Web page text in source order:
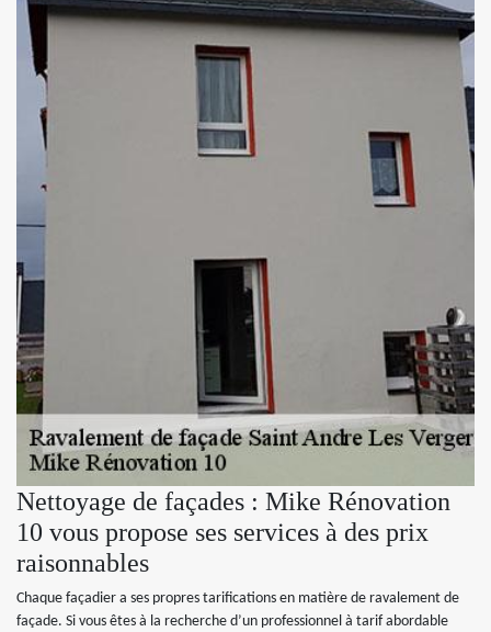
Nettoyage de façades : Mike Rénovation
10 vous propose ses services à des prix
raisonnables
Chaque façadier a ses propres tarifications en matière de ravalement de
façade. Si vous êtes à la recherche d’un professionnel à tarif abordable